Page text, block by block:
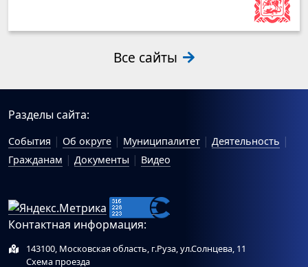
Все сайты
Разделы сайта:
События Об округе Муниципалитет
Деятельность
Гражданам
Документы Видео
Контактная информация:
143100, Московская область, г.Руза, ул.Солнцева, 11
Схема проезда